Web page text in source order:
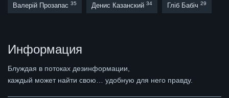
Валерій Прозапас 35 Денис Казанский 34 Гліб Бабіч 29
Информация
Блуждая в потоках дезинформации,
каждый может найти свою… удобную для него правду.